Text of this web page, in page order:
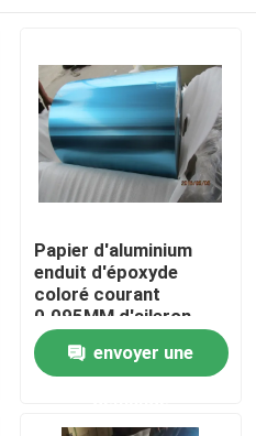
Papier d'aluminium
enduit d'époxyde
coloré courant
0.095MM d'aileron
avec la diverse largeur
envoyer une